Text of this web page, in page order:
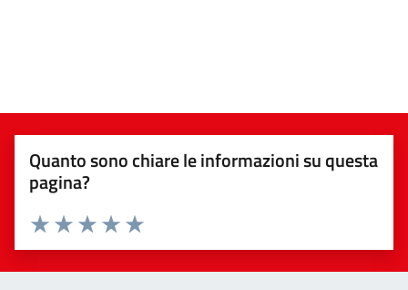
Quanto sono chiare le informazioni su questa
pagina?
Valuta da 1 a 5 stelle la pagina
Valuta 5 stelle su 5
Valuta 4 stelle su 5
Valuta 3 stelle su 5
Valuta 2 stelle su 5
Valuta 1 stelle su 5